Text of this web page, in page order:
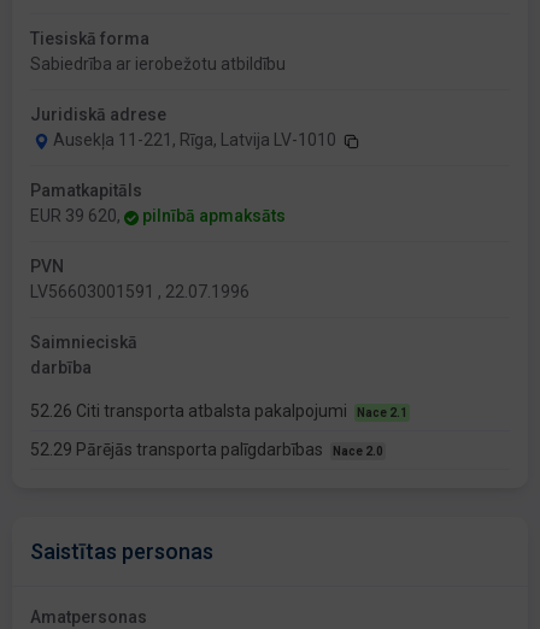
Tiesiskā forma
Sabiedrība ar ierobežotu atbildību
Juridiskā adrese
Ausekļa 11-221, Rīga, Latvija LV-1010
Pamatkapitāls
EUR 39 620,
pilnībā apmaksāts
PVN
LV56603001591 , 22.07.1996
Saimnieciskā
darbība
52.26 Citi transporta atbalsta pakalpojumi Nace 2.1
52.29 Pārējās transporta palīgdarbības Nace 2.0
Saistītas personas
Amatpersonas